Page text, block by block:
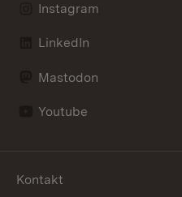
Instagram
LinkedIn
Mastodon
Youtube
Kontakt